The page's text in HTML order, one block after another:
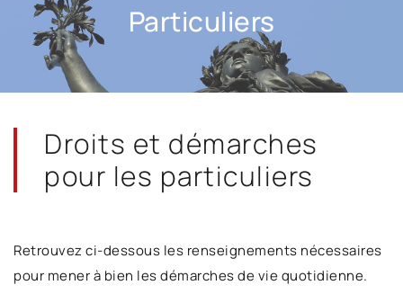
Particuliers
Droits et démarches
pour les particuliers
Retrouvez ci-dessous les renseignements nécessaires
pour mener à bien les démarches de vie quotidienne.